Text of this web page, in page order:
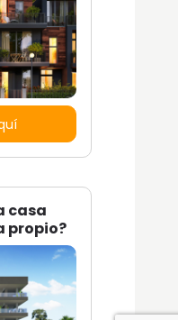
casa
propio?